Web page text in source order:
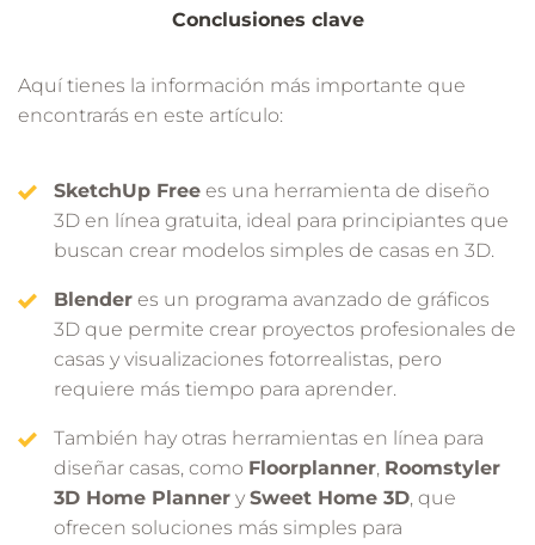
Conclusiones clave
Aquí tienes la información más importante que
encontrarás en este artículo:
SketchUp Free es una herramienta de diseño
3D en línea gratuita, ideal para principiantes que
buscan crear modelos simples de casas en 3D.
Blender es un programa avanzado de gráficos
3D que permite crear proyectos profesionales de
casas y visualizaciones fotorrealistas, pero
requiere más tiempo para aprender.
También hay otras herramientas en línea para
diseñar casas, como Floorplanner, Roomstyler
3D Home Planner y Sweet Home 3D, que
ofrecen soluciones más simples para